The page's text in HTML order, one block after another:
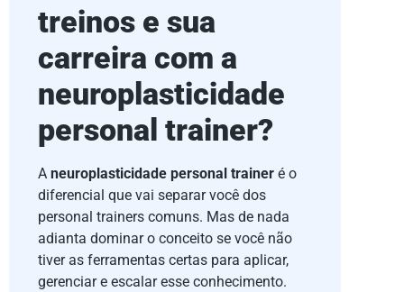
treinos e sua
carreira com a
neuroplasticidade
personal trainer?
A neuroplasticidade personal trainer é o
diferencial que vai separar você dos
personal trainers comuns. Mas de nada
adianta dominar o conceito se você não
tiver as ferramentas certas para aplicar,
gerenciar e escalar esse conhecimento.